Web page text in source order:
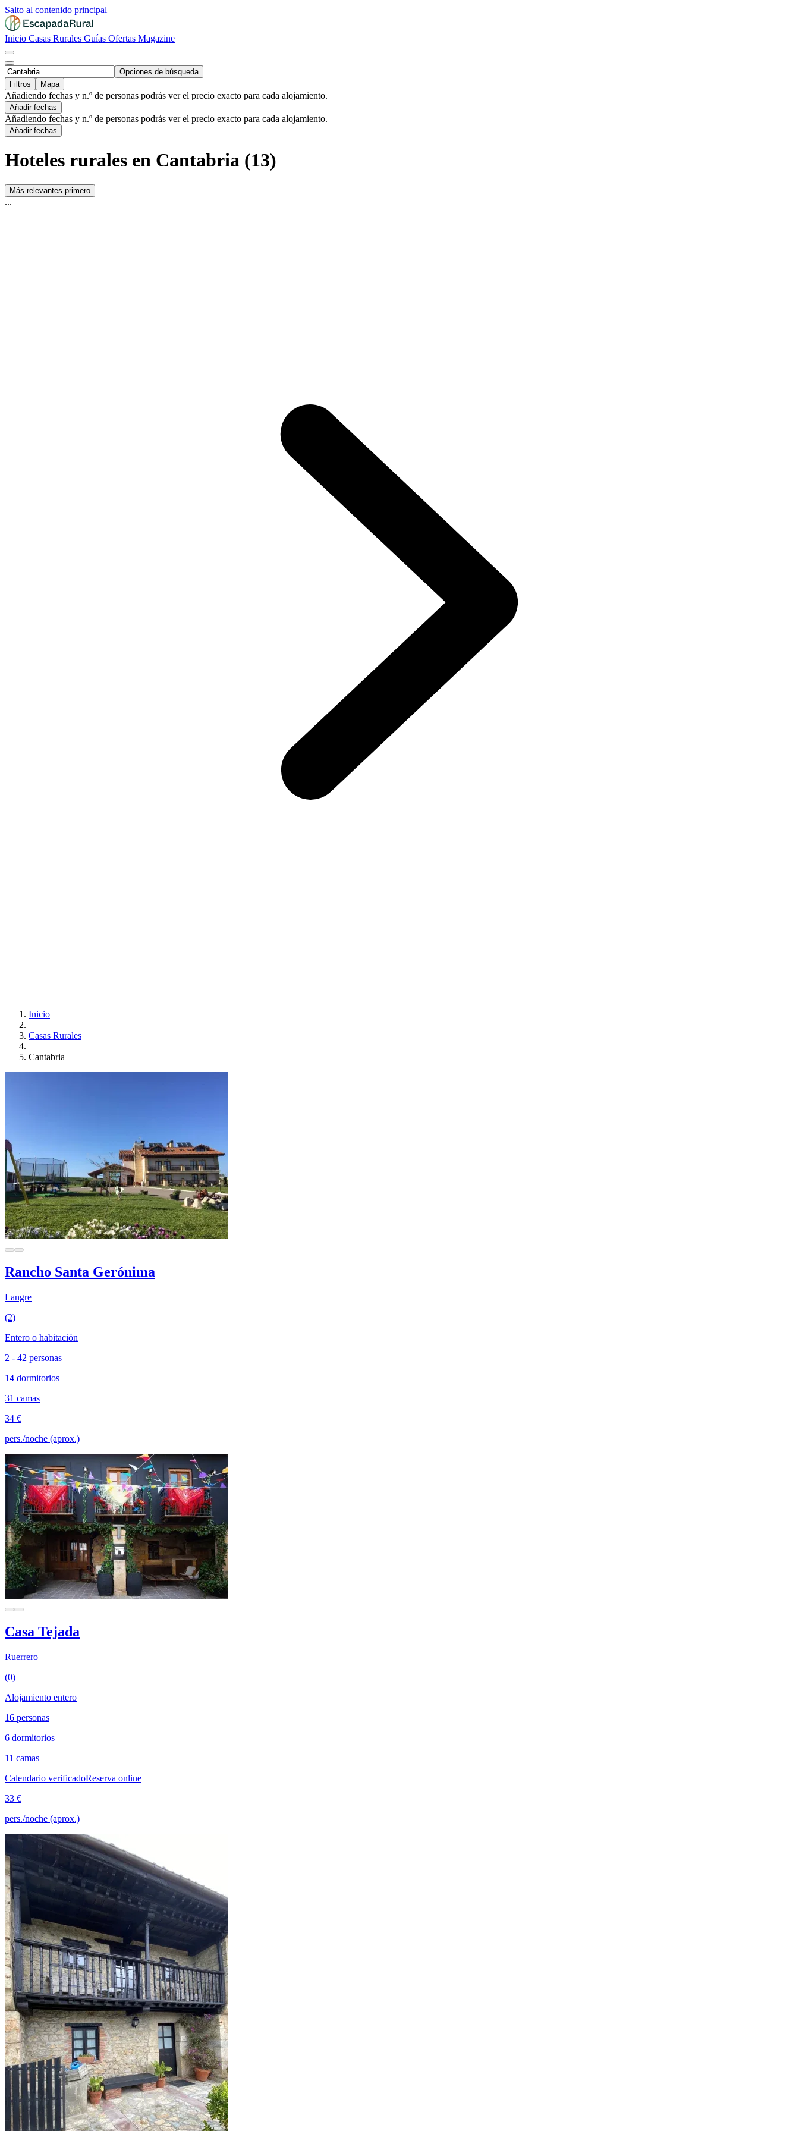
Salto al contenido principal
Inicio Casas Rurales Guías Ofertas Magazine
Opciones de búsqueda
Filtros
Mapa
Añadiendo fechas y n.º de personas podrás ver el precio exacto para cada alojamiento.
Añadir fechas
Añadiendo fechas y n.º de personas podrás ver el precio exacto para cada alojamiento.
Añadir fechas
Hoteles rurales en Cantabria (13)
Más relevantes primero
...
Inicio
Casas Rurales
Cantabria
Rancho Santa Gerónima
Langre
(2)
Entero o habitación
2 - 42 personas
14 dormitorios
31 camas
34 €
pers./noche (aprox.)
Casa Tejada
Ruerrero
(0)
Alojamiento entero
16 personas
6 dormitorios
11 camas
Calendario verificadoReserva online
33 €
pers./noche (aprox.)